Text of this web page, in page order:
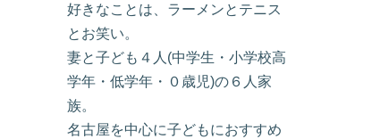
好きなことは、ラーメンとテニス
とお笑い。
妻と子ども４人(中学生・小学校高
学年・低学年・０歳児)の６人家
族。
名古屋を中心に子どもにおすすめ